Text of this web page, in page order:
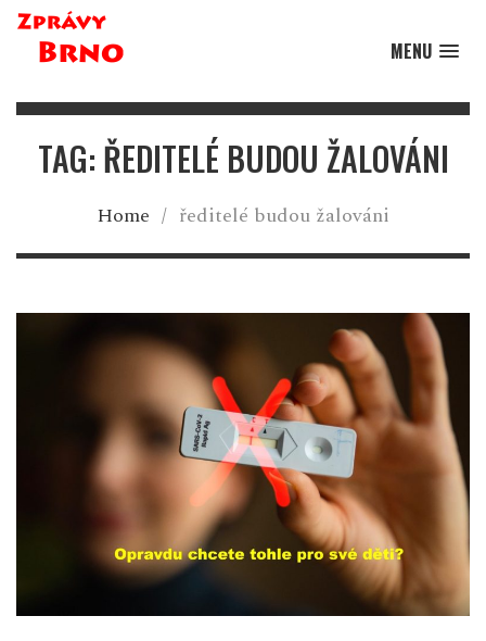
MENU
TAG: ŘEDITELÉ BUDOU ŽALOVÁNI
Home / ředitelé budou žalováni